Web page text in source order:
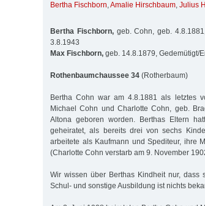
Bertha Fischborn,Amalie Hirschbaum, Julius
Bertha Fischborn,geb. Cohn, geb.
3.8.1943
Max Fischborn, geb. 14.8.1879, Gedemütigt/
Rothenbaumchaussee 34 (Rotherbaum)
Bertha Cohn war am 4.8.1881 als letztes
Michael Cohn und Charlotte Cohn, geb.
Altona geboren worden. Berthas Eltern
geheiratet, als bereits drei von sechs
arbeitete als Kaufmann und Spediteur, ihre
(Charlotte Cohn verstarb am 9. November
Wir wissen über Berthas Kindheit nur,
Schul- und sonstige Ausbildung ist nichts